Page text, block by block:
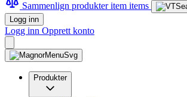
Sammenlign produkteritem items
Logg inn
Logg inn Opprett konto
Produkter